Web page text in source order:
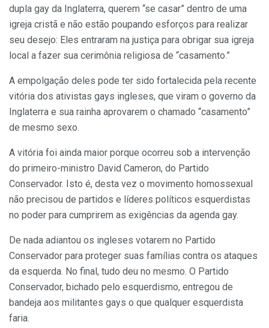
dupla gay da Inglaterra, querem “se casar” dentro de uma
igreja cristã e não estão poupando esforços para realizar
seu desejo: Eles entraram na justiça para obrigar sua igreja
local a fazer sua cerimônia religiosa de “casamento.”
A empolgação deles pode ter sido fortalecida pela recente
vitória dos ativistas gays ingleses, que viram o governo da
Inglaterra e sua rainha aprovarem o chamado “casamento”
de mesmo sexo.
A vitória foi ainda maior porque ocorreu sob a intervenção
do primeiro-ministro David Cameron, do Partido
Conservador. Isto é, desta vez o movimento homossexual
não precisou de partidos e líderes políticos esquerdistas
no poder para cumprirem as exigências da agenda gay.
De nada adiantou os ingleses votarem no Partido
Conservador para proteger suas famílias contra os ataques
da esquerda. No final, tudo deu no mesmo. O Partido
Conservador, bichado pelo esquerdismo, entregou de
bandeja aos militantes gays o que qualquer esquerdista
faria.